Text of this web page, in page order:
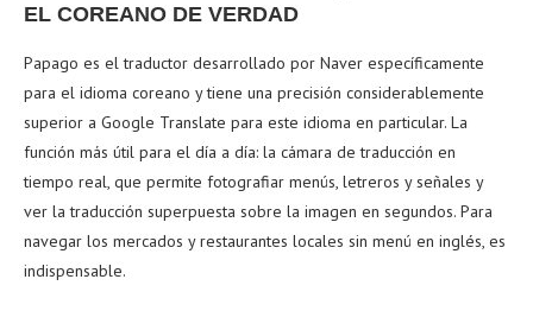
EL COREANO DE VERDAD
Papago es el traductor desarrollado por Naver específicamente
para el idioma coreano y tiene una precisión considerablemente
superior a Google Translate para este idioma en particular. La
función más útil para el día a día: la cámara de traducción en
tiempo real, que permite fotografiar menús, letreros y señales y
ver la traducción superpuesta sobre la imagen en segundos. Para
navegar los mercados y restaurantes locales sin menú en inglés, es
indispensable.